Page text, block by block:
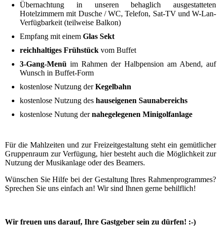
Übernachtung in unseren behaglich ausgestatteten
Hotelzimmern mit Dusche / WC, Telefon, Sat-TV und W-Lan-
Verfügbarkeit (teilweise Balkon)
Empfang mit einem Glas Sekt
reichhaltiges Frühstück vom Buffet
3-Gang-Menü im Rahmen der Halbpension am Abend, auf
Wunsch in Buffet-Form
kostenlose Nutzung derKegelbahn
kostenlose Nutzung des hauseigenen Saunabereichs
kostenlose Nutung dernahegelegenen Minigolfanlage
Für die Mahlzeiten und zur Freizeitgestaltung steht ein gemütlicher
Gruppenraum zur Verfügung, hier besteht auch die Möglichkeit zur
Nutzung der Musikanlage oder des Beamers.
Wünschen Sie Hilfe bei der Gestaltung Ihres Rahmenprogrammes?
Sprechen Sie uns einfach an! Wir sind Ihnen gerne behilflich!
Wir freuen uns darauf, Ihre Gastgeber sein zu dürfen! :-)